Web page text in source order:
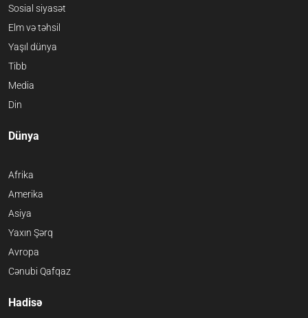
Sosial siyasət
Elm və təhsil
Yaşıl dünya
Tibb
Media
Din
Dünya
Afrika
Amerika
Asiya
Yaxın Şərq
Avropa
Cənubi Qafqaz
Hadisə